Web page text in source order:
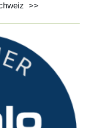
>>